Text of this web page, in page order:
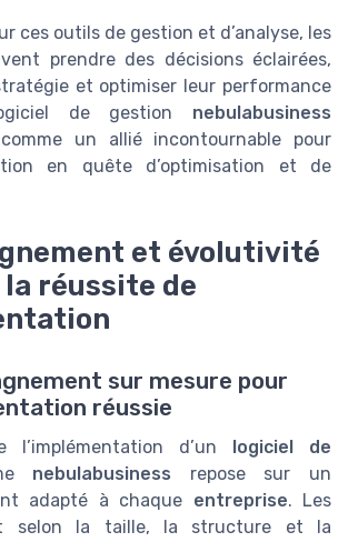
ces outils de gestion et d’analyse, les
prendre des décisions éclairées,
et optimiser leur performance
de gestion nebulabusiness
comme un allié incontournable pour
en quête d’optimisation et de
et évolutivité
réussite de
sur mesure pour
réussie
l’implémentation d’un
logiciel de
nebulabusiness repose sur un
adapté à chaque entreprise. Les
selon la taille, la structure et la